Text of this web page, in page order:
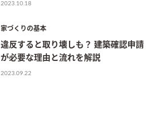
2023.10.18
家づくりの基本
違反すると取り壊しも？ 建築確認申請
が必要な理由と流れを解説
2023.09.22